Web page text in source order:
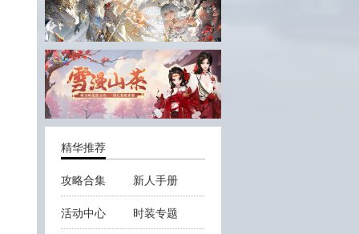
精华推荐
攻略合集 新人手册
活动中心 时装专题